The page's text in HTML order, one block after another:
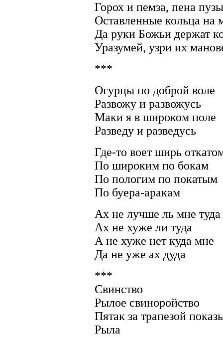
Горох и пемза, пена
Оставленные кольца на
Да руки Божьи держат
Уразумей, узри их
***
Огурцы по доброй воле
Развожу и развожусь
Маки я в широком поле
Разведу и разведусь
Где-то воет ширь
По широким по бокам
По пологим по покатым
По буера-аракам
Ах не лучше ль мне
Ах не хуже ли туда
А не хуже нет куда мне
Да не уже ах дуда
***
Свинство
Рылое свиноройство
Пятак за трапезой
Рыла